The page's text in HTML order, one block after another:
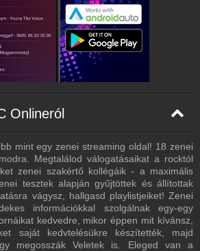
Onlineról
mint egy zenei streaming oldal! 18 zenei
Megtalálod válogatásaikat a rocktól
zenei szakértő kollégáik - a maximális
tesztek alapján gyűjtöttek és állítottak
vágysz, hallgasd playlistjeiket! Zenei
információkkal szolgálnak egy-egy
kedvedre, mikor éppen mit kívánsz,
saját kedvtelésükre készítették, majd
megosszák Veletek is. Eleged van a